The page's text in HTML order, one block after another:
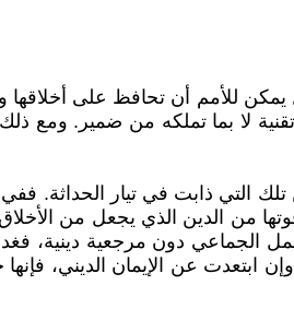
للأمم أن تحافظ على أخلاقها
لا بما تملكه من ضمير. ومع
ذابت في تيار الحداثة. ففي
من الدين الذي يجعل من
الجماعي دون مرجعية دينية،
ابتعدت عن الإيمان الديني،